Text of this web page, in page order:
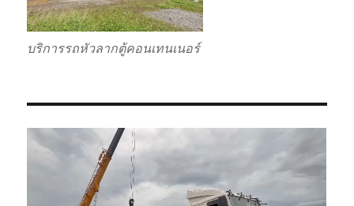
บริการรถหัวลากตู้คอนเทนเนอร์